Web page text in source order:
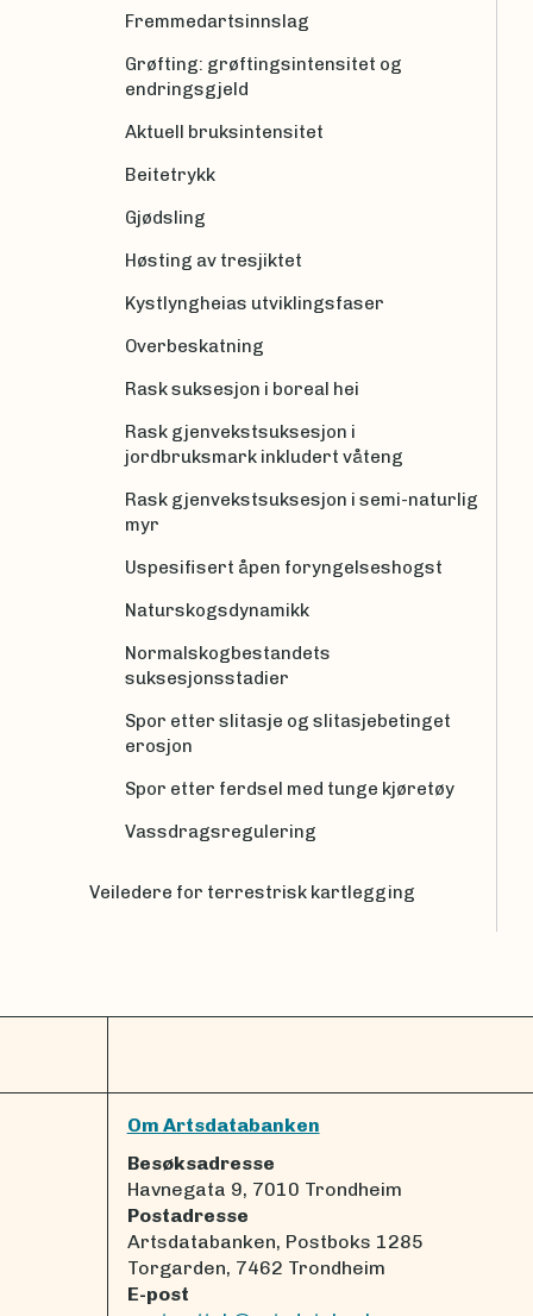
Fremmedartsinnslag
Grøfting: grøftingsintensitet og
endringsgjeld
Aktuell bruksintensitet
Beitetrykk
Gjødsling
Høsting av tresjiktet
Kystlyngheias utviklingsfaser
Overbeskatning
Rask suksesjon i boreal hei
Rask gjenvekstsuksesjon i
jordbruksmark inkludert våteng
Rask gjenvekstsuksesjon i semi-naturlig
myr
Uspesifisert åpen foryngelseshogst
Naturskogsdynamikk
Normalskogbestandets
suksesjonsstadier
Spor etter slitasje og slitasjebetinget
erosjon
Spor etter ferdsel med tunge kjøretøy
Vassdragsregulering
Veiledere for terrestrisk kartlegging
Om Artsdatabanken
Besøksadresse
Havnegata 9, 7010 Trondheim
Postadresse
Artsdatabanken, Postboks 1285
Torgarden, 7462 Trondheim
E-post